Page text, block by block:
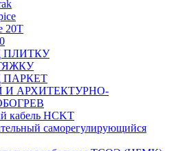
20T
ПЛИТКУ
АРХИТЕКТУРНО-
кабель НCKТ
саморегулирующийся